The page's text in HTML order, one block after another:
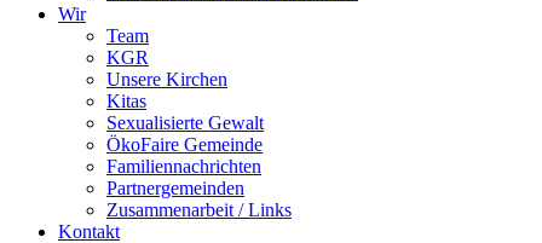
Wir
Team
KGR
Unsere Kirchen
Kitas
Sexualisierte Gewalt
ÖkoFaire Gemeinde
Familiennachrichten
Partnergemeinden
Zusammenarbeit / Links
Kontakt